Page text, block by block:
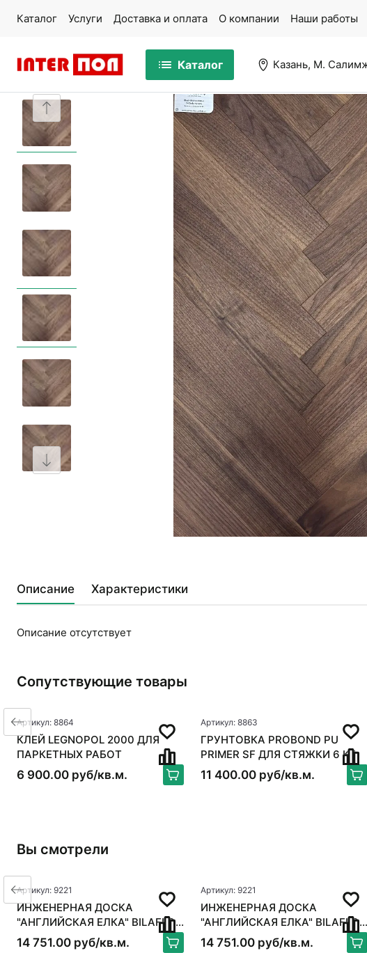
Каталог Услуги Доставка и оплата О компании Наши работы
Каталог Казань, М.
Паркетная
Минерально-
Ковролин
Описание Характеристики
Описание отсутствует
Сопутствующие товары
Артикул: 8864
КЛЕЙ LEGNOPOL 2000 ДЛЯ
ПАРКЕТНЫХ РАБОТ
6 900.00 руб/кв.м.
Артикул: 8863
ГРУНТОВКА PROBOND PU
PRIMER SF ДЛЯ СТЯЖКИ 6 КГ
11 400.00 руб/кв.м.
Вы смотрели
Артикул: 9221
ИНЖЕНЕРНАЯ ДОСКА
"АНГЛИЙСКАЯ ЕЛКА" BILAFLOR
BLACK WALNUT NATUR
14 751.00 руб/кв.м.
Артикул: 9221
ИНЖЕНЕРНАЯ ДОСКА
"АНГЛИЙСКАЯ ЕЛКА" BILAFLOR
BLACK WALNUT NATUR
14 751.00 руб/кв.м.